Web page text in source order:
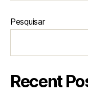
Pesquisar
Recent